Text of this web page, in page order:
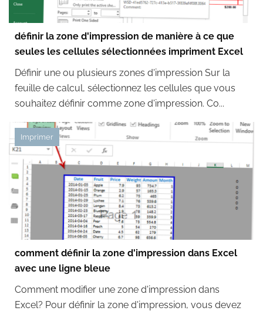
définir la zone d'impression de manière à ce que
seules les cellules sélectionnées impriment Excel
Définir une ou plusieurs zones d'impression Sur la
feuille de calcul, sélectionnez les cellules que vous
souhaitez définir comme zone d'impression. Co...
Imprimer
comment définir la zone d'impression dans Excel
avec une ligne bleue
Comment modifier une zone d'impression dans
Excel? Pour définir la zone d'impression, vous devez